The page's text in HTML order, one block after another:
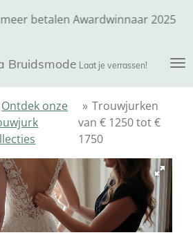
Bruidsmode Laat je verrassen!
betalen Awardwinnaar 2025
Ontdek onze
» Trouwjurken
van € 1250 tot €
1750